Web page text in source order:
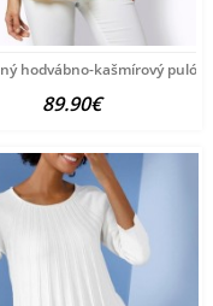
hodvábno-kašmírový
89.90€